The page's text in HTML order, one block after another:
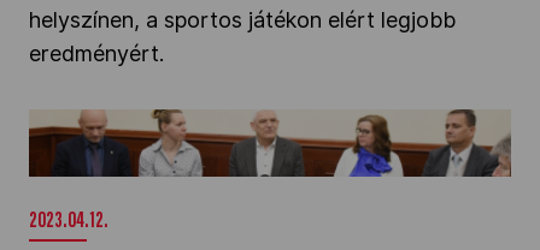
helyszínen, a sportos játékon elért legjobb
eredményért.
COOP Májusfa futás Szolnokon, április 25-én"
2023.04.12.